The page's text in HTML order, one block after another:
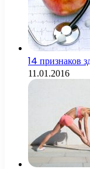
14 признаков
11.01.2016